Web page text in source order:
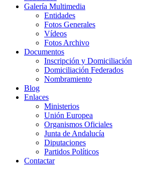
Galería Multimedia
Entidades
Fotos Generales
Vídeos
Fotos Archivo
Documentos
Inscripción y Domiciliación
Domiciliación Federados
Nombramiento
Blog
Enlaces
Ministerios
Unión Europea
Organismos Oficiales
Junta de Andalucía
Diputaciones
Partidos Políticos
Contactar